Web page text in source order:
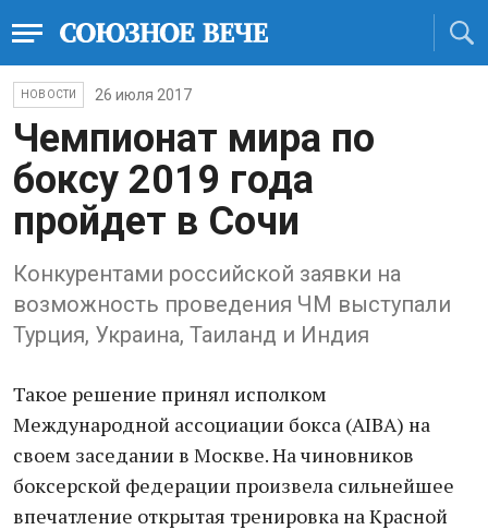
НОВОСТИ 26 июля 2017
Чемпионат мира по
боксу 2019 года
пройдет в Сочи
Конкурентами российской заявки на
возможность проведения ЧМ выступали
Турция, Украина, Таиланд и Индия
Такое решение принял исполком
Международной ассоциации бокса (AIBA) на
своем заседании в Москве. На чиновников
боксерской федерации произвела сильнейшее
впечатление открытая тренировка на Красной